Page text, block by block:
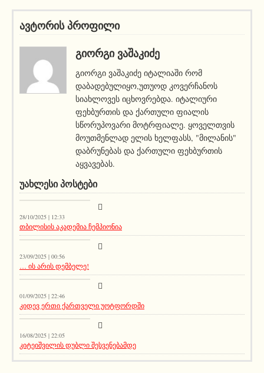
ავტორის პროფილი
ᲒᲘᲝᲠᲒᲘ ᲕᲐᲨᲐᲙᲘᲫᲔ
გიორგი ვაშაკიძე იტალიაში რომ
დაბადებულიყო,უთუოდ კოვერჩანოს
სიახლოვეს იცხოვრებდა. იტალიური
ფეხბურთის და ქართული ფიალის
სწორუპოვარი მოტრფიალე. ყოველთვის
მოუთმენლად ელის ხელფასს, "მილანის"
დაბრუნებას და ქართული ფეხბურთის
აყვავებას.
ᲣᲐᲮᲚᲔᲡᲘ ᲞᲝᲡᲢᲔᲑᲘ
28/10/2025 | 12:33
თბილისის აკადემია ჩემპიონია
კატეგორიის გარეშე
23/09/2025 | 00:56
… ის არის დემბელე!
კატეგორიის გარეშე
01/09/2025 | 22:46
კიდევ ერთი ქართველი უოტფორდში
კატეგორიის გარეშე
16/08/2025 | 22:05
კიტეიშვილის დუბლი შესვენებამდე